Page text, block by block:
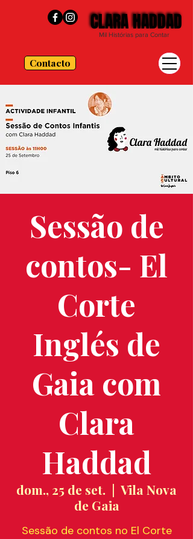
Contacto
CLARA HADDAD
CLARA HADDAD
Mil Histórias para Contar
Sessão de
contos- El
Corte
Inglés de
Gaia com
Clara
Haddad
dom., 25 de set.
  |
Vila Nova
de Gaia
Sessão de contos no El Corte